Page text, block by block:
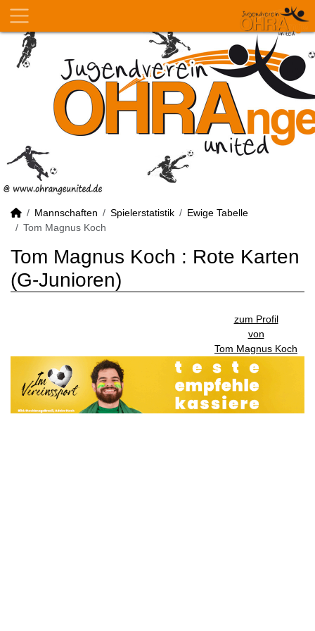
Mannschaften Spielerstatistik
Ewige Tabelle
Tom Magnus Koch
Tom Magnus Koch : Rote Karten
(G-Junioren)
zum Profil
von
Tom Magnus Koch